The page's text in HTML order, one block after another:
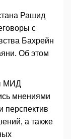
Рашид
с
Бахрейн
Об этом
МИД
мнениями
перспектив
а также